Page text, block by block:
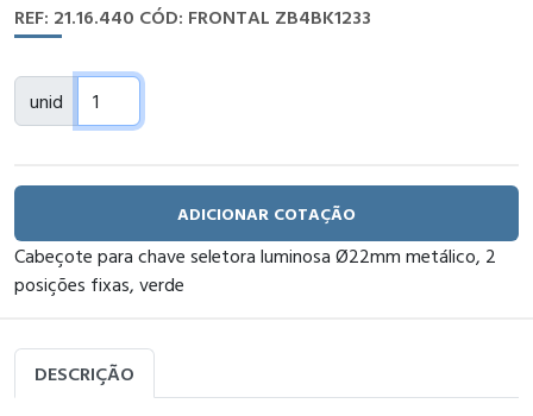
REF: 21.16.440 CÓD: FRONTAL ZB4BK1233
unid
ADICIONAR COTAÇÃO
Cabeçote para chave seletora luminosa Ø22mm metálico, 2
posições fixas, verde
DESCRIÇÃO